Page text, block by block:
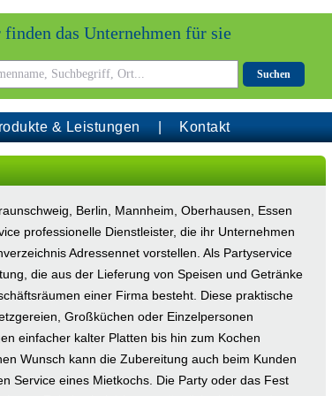
das Unternehmen für sie
Suchen
& Leistungen Kontakt
Berlin, Mannheim, Oberhausen, Essen
professionelle Dienstleister, die ihr Unternehmen
Adressennet vorstellen. Als Partyservice
die aus der Lieferung von Speisen und Getränke
einer Firma besteht. Diese praktische
Großküchen oder Einzelpersonen
einfacher kalter Platten bis hin zum Kochen
Wunsch kann die Zubereitung auch beim Kunden
Service eines Mietkochs. Die Party oder das Fest